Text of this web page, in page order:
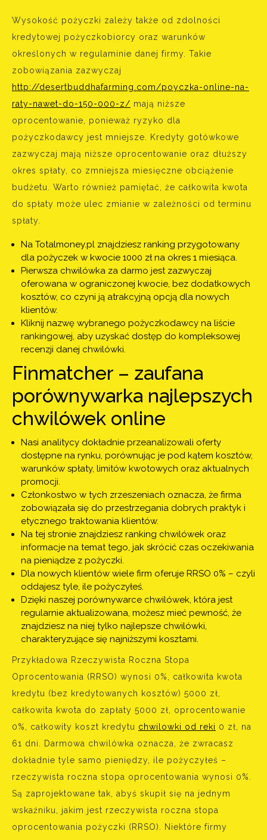
Wysokość pożyczki zależy także od zdolności
kredytowej pożyczkobiorcy oraz warunków
określonych w regulaminie danej firmy. Takie
zobowiązania zazwyczaj
http://desertbuddhafarming.com/poyczka-online-na-
raty-nawet-do-150-000-z/ mają niższe
oprocentowanie, ponieważ ryzyko dla
pożyczkodawcy jest mniejsze. Kredyty gotówkowe
zazwyczaj mają niższe oprocentowanie oraz dłuższy
okres spłaty, co zmniejsza miesięczne obciążenie
budżetu. Warto również pamiętać, że całkowita kwota
do spłaty może ulec zmianie w zależności od terminu
spłaty.
Na Totalmoney.pl znajdziesz ranking przygotowany
dla pożyczek w kwocie 1000 zł na okres 1 miesiąca.
Pierwsza chwilówka za darmo jest zazwyczaj
oferowana w ograniczonej kwocie, bez dodatkowych
kosztów, co czyni ją atrakcyjną opcją dla nowych
klientów.
Kliknij nazwę wybranego pożyczkodawcy na liście
rankingowej, aby uzyskać dostęp do kompleksowej
recenzji danej chwilówki.
Finmatcher – zaufana
porównywarka najlepszych
chwilówek online
Nasi analitycy dokładnie przeanalizowali oferty
dostępne na rynku, porównując je pod kątem kosztów,
warunków spłaty, limitów kwotowych oraz aktualnych
promocji.
Członkostwo w tych zrzeszeniach oznacza, że firma
zobowiązała się do przestrzegania dobrych praktyk i
etycznego traktowania klientów.
Na tej stronie znajdziesz ranking chwilówek oraz
informacje na temat tego, jak skrócić czas oczekiwania
na pieniądze z pożyczki.
Dla nowych klientów wiele firm oferuje RRSO 0% – czyli
oddajesz tyle, ile pożyczyłeś.
Dzięki naszej porównywarce chwilówek, która jest
regularnie aktualizowana, możesz mieć pewność, że
znajdziesz na niej tylko najlepsze chwilówki,
charakteryzujące się najniższymi kosztami.
Przykładowa Rzeczywista Roczna Stopa
Oprocentowania (RRSO) wynosi 0%, całkowita kwota
kredytu (bez kredytowanych kosztów) 5000 zł,
całkowita kwota do zapłaty 5000 zł, oprocentowanie
0%, całkowity koszt kredytu chwilowki od reki 0 zł, na
61 dni. Darmowa chwilówka oznacza, że zwracasz
dokładnie tyle samo pieniędzy, ile pożyczyłeś –
rzeczywista roczna stopa oprocentowania wynosi 0%.
Są zaprojektowane tak, abyś skupił się na jednym
wskaźniku, jakim jest rzeczywista roczna stopa
oprocentowania pożyczki (RRSO). Niektóre firmy